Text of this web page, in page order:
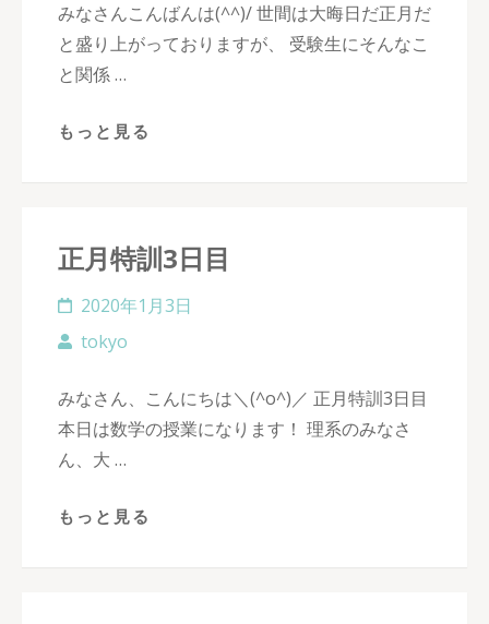
みなさんこんばんは(^^)/ 世間は大晦日だ正月だ
と盛り上がっておりますが、 受験生にそんなこ
と関係 …
もっと見る
正月特訓3日目
2020年1月3日
tokyo
みなさん、こんにちは＼(^o^)／ 正月特訓3日目
本日は数学の授業になります！ 理系のみなさ
ん、大 …
もっと見る